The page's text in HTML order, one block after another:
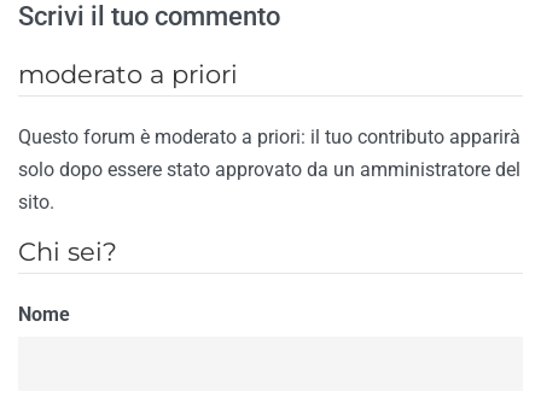
Scrivi il tuo commento
moderato a priori
Questo forum è moderato a priori: il tuo contributo apparirà
solo dopo essere stato approvato da un amministratore del
sito.
Chi sei?
Nome